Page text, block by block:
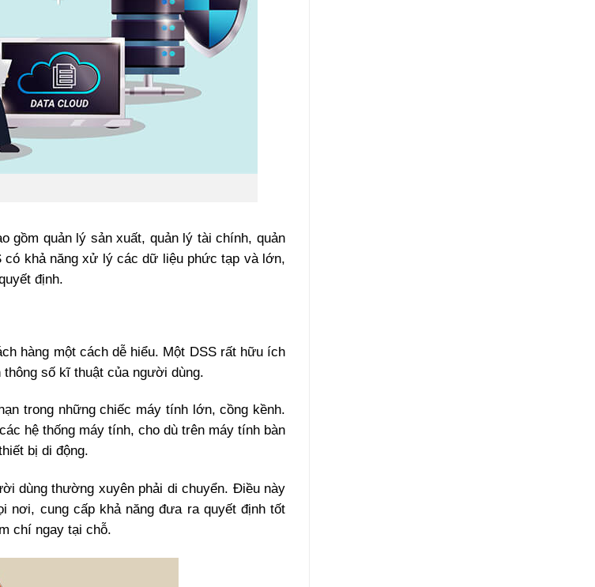
gồm quản lý sản xuất, quản lý tài chính, quản
có khả năng xử lý các dữ liệu phức tạp và lớn,
định.
hàng một cách dễ hiểu. Một DSS rất hữu ích
số kĩ thuật của người dùng.
trong những chiếc máy tính lớn, cồng kềnh.
hệ thống máy tính, cho dù trên máy tính bàn
bị di động.
dùng thường xuyên phải di chuyển. Điều này
nơi, cung cấp khả năng đưa ra quyết định tốt
chí ngay tại chỗ.